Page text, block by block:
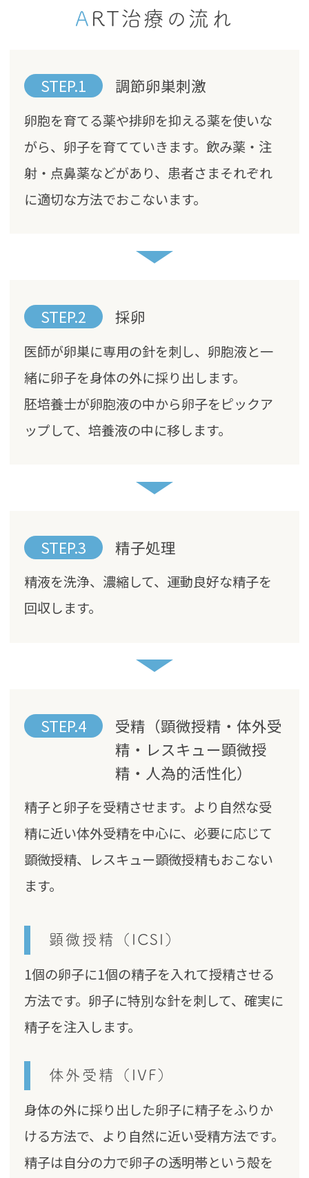
ART治療の流れ
STEP.1 調節卵巣刺激
卵胞を育てる薬や排卵を抑える薬を使いな
がら、卵子を育てていきます。飲み薬・注
射・点鼻薬などがあり、患者さまそれぞれ
に適切な方法でおこないます。
STEP.2 採卵
医師が卵巣に専用の針を刺し、卵胞液と一
緒に卵子を身体の外に採り出します。
胚培養士が卵胞液の中から卵子をピックア
ップして、培養液の中に移します。
STEP.3 精子処理
精液を洗浄、濃縮して、運動良好な精子を
回収します。
STEP.4
受精（顕微授精・体外受
精・レスキュー顕微授
精・人為的活性化）
精子と卵子を受精させます。より自然な受
精に近い体外受精を中心に、必要に応じて
顕微授精、レスキュー顕微授精もおこない
ます。
顕微授精（ICSI）
1個の卵子に1個の精子を入れて授精させる
方法です。卵子に特別な針を刺して、確実に
精子を注入します。
体外受精（IVF）
身体の外に採り出した卵子に精子をふりか
ける方法で、より自然に近い受精方法です。
精子は自分の力で卵子の透明帯という殻を